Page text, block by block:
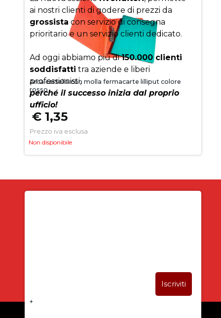
Arca cartella con molla fermacarte lilliput colore
rosso
€ 1,35
Prezzo iva esclusa
Non disponibile
+
ai nostri clienti di godere di prezzi da
grossista con servizio di consegna
prioritario e un servizio clienti dedicato.
Ad oggi abbiamo più di150.000 clienti
soddisfatti tra aziende e liberi
professionisti,
perché il successo inizia dal proprio
ufficio!